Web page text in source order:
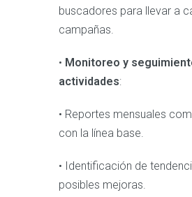
buscadores para llevar a
campañas.
• Monitoreo y
actividades:
• Reportes mensuales
con la línea base.
• Identificación de
posibles mejoras.